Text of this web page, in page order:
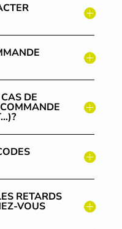
DE
RETARDS
VOUS